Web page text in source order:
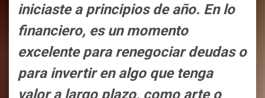
iniciaste a principios de año. En lo
financiero, es un momento
excelente para renegociar deudas o
para invertir en algo que tenga
valor a largo plazo, como arte o